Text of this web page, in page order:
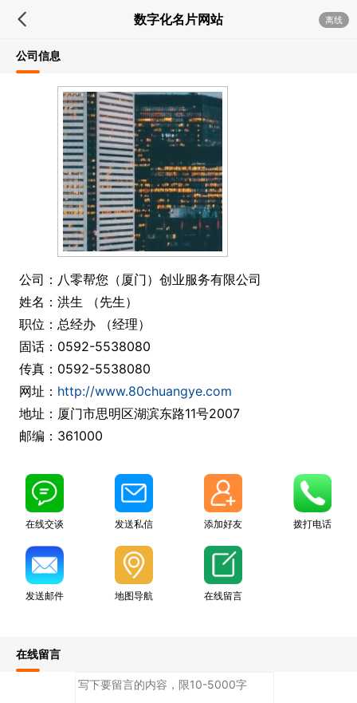
数字化名片网站 离线
公司信息
公司：八零帮您（厦门）创业服务有限公司
姓名：洪生 （先生）
职位：总经办 （经理）
固话：0592-5538080
传真：0592-5538080
网址： http://www.80chuangye.com
地址：厦门市思明区湖滨东路11号2007
邮编：361000
在线交谈 发送私信 添加好友 拨打电话
发送邮件 地图导航 在线留言
在线留言